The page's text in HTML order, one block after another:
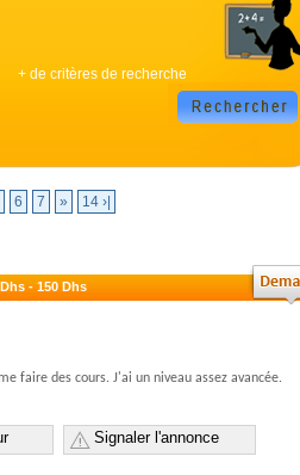
+ de critères de recherche
6 7 » 14 ›|
- 150 Dhs
faire des cours. J'ai un niveau assez avancée.
Signaler l'annonce